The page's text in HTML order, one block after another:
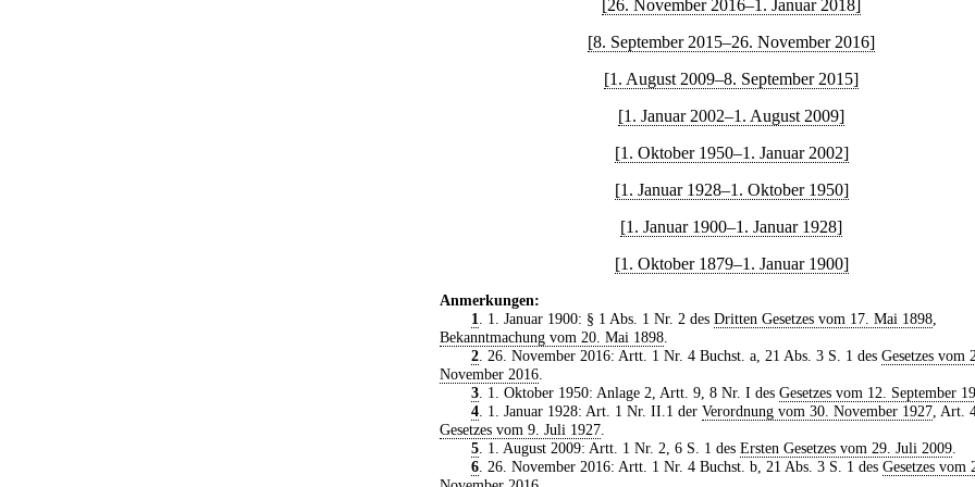
[26. November 2016–1. Januar 2018]
[8. September 2015–26. November 2016]
[1. August 2009–8. September 2015]
[1. Januar 2002–1. August 2009]
[1. Oktober 1950–1. Januar 2002]
[1. Januar 1928–1. Oktober 1950]
[1. Januar 1900–1. Januar 1928]
[1. Oktober 1879–1. Januar 1900]
Anmerkungen:
1
. 1. Januar 1900: § 1 Abs. 1 Nr. 2 des Dritten Gesetzes vom 17. Mai 1898,
Bekanntmachung vom 20. Mai 1898
2. 26. November 2016: Artt. 1 Nr. 4 Buchst. a, 21 Abs. 3 S. 1 des Gesetzes vom
November 2016
3. 1. Oktober 1950: Anlage 2, Artt. 9, 8 Nr. I des Gesetzes vom 12. September
4. 1. Januar 1928: Art. 1 Nr. II.1 der Verordnung vom 30. November 1927, Art.
Gesetzes vom 9. Juli 1927
5. 1. August 2009: Artt. 1 Nr. 2, 6 S. 1 des Ersten Gesetzes vom 29. Juli 2009.
6. 26. November 2016: Artt. 1 Nr. 4 Buchst. b, 21 Abs. 3 S. 1 des Gesetzes vom